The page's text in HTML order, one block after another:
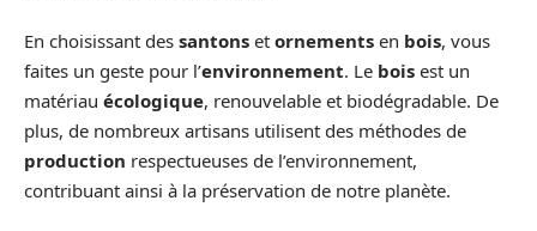
En choisissant des santons et ornements en bois, vous
faites un geste pour l’environnement. Le bois est un
matériau écologique, renouvelable et biodégradable. De
plus, de nombreux artisans utilisent des méthodes de
production respectueuses de l’environnement,
contribuant ainsi à la préservation de notre planète.